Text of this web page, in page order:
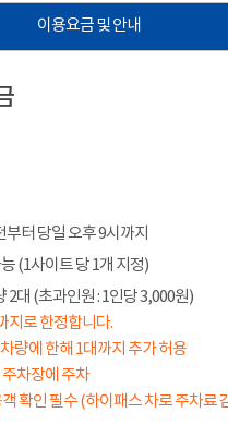
이용요금 및 안내
터 당일 오후 9시까지
(1사이트 당 1개 지정)
2대 (초과인원 : 1인당 3,000원)
지로 한정합니다.
량에 한해 1대까지 추가 허용
차장에 주차
확인 필수 (하이패스 차로 주차료